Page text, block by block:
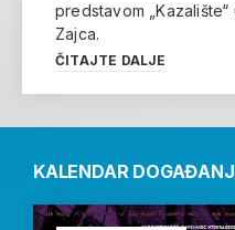
predstavom
Zajca.
ČITAJTE DALJE
KALENDAR